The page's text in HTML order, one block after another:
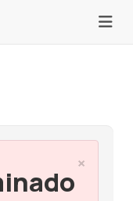
menu
×